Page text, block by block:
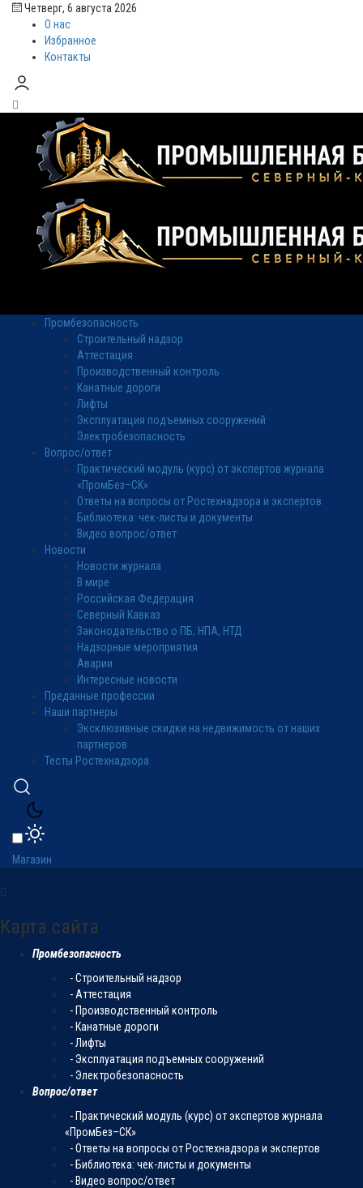
Четверг, 6 августа 2026
О нас
Избранное
Контакты
Промбезопасность
Строительный надзор
Аттестация
Производственный контроль
Канатные дороги
Лифты
Эксплуатация подъемных сооружений
Электробезопасность
Вопрос/ответ
Практический модуль (курс) от экспертов журнала
«ПромБез–СК»
Ответы на вопросы от Ростехнадзора и экспертов
Библиотека: чек-листы и документы
Видео вопрос/ответ
Новости
Новости журнала
В мире
Российская Федерация
Северный Кавказ
Законодательство о ПБ, НПА, НТД
Надзорные мероприятия
Аварии
Интересные новости
Преданные профессии
Наши партнеры
Эксклюзивные скидки на недвижимость от наших
партнеров
Тесты Ростехнадзора
Магазин
Карта сайта
Промбезопасность
- Строительный надзор
- Аттестация
- Производственный контроль
- Канатные дороги
- Лифты
- Эксплуатация подъемных сооружений
- Электробезопасность
Вопрос/ответ
- Практический модуль (курс) от экспертов журнала
«ПромБез–СК»
- Ответы на вопросы от Ростехнадзора и экспертов
- Библиотека: чек-листы и документы
- Видео вопрос/ответ